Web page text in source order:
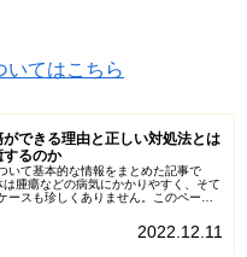
いてはこちら
できる理由と正しい対処法とは
するのか
いて基本的な情報をまとめた記事で
腫瘍などの病気にかかりやすく、そて
ースも珍しくありません。このページ
ています。悪性腫瘍は自然治癒しない
ェックを心掛けましょう。2022.12.11